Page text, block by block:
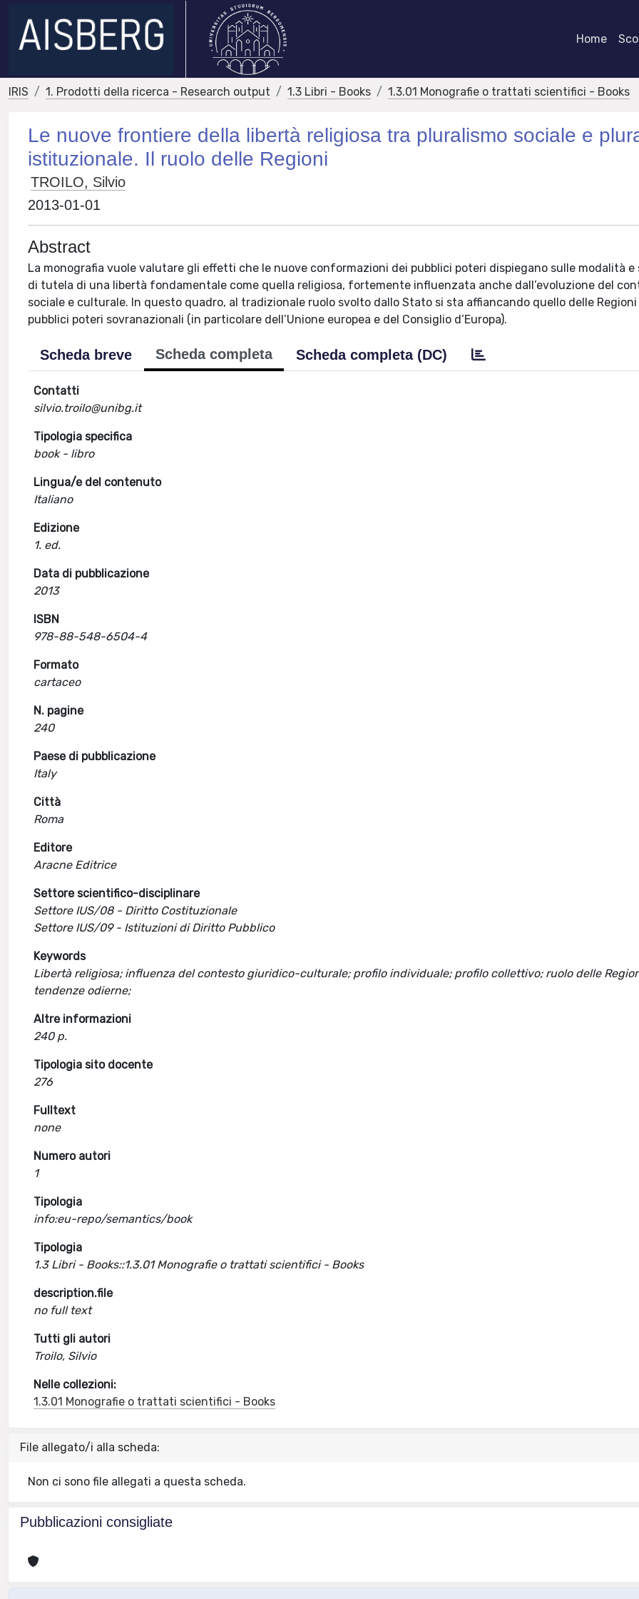
Home
IRIS 1. Prodotti della ricerca - Research output 1.3 Libri - Books 1.3.01 Monografie o trattati scientifici - Books
Le nuove frontiere della libertà religiosa tra pluralismo sociale e
istituzionale. Il ruolo delle Regioni
TROILO, Silvio
2013-01-01
Abstract
La monografia vuole valutare gli effetti che le nuove conformazioni dei pubblici poteri dispiegano sulle modalità e
di tutela di una libertà fondamentale come quella religiosa, fortemente influenzata anche dall’evoluzione del
sociale e culturale. In questo quadro, al tradizionale ruolo svolto dallo Stato si sta affiancando quello delle Regioni
pubblici poteri sovranazionali (in particolare dell’Unione europea e del Consiglio d’Europa).
Scheda breve Scheda completa Scheda completa (DC)
Contatti
silvio.troilo@unibg.it
Tipologia specifica
book - libro
Lingua/e del contenuto
Italiano
Edizione
1. ed.
Data di pubblicazione
2013
ISBN
978-88-548-6504-4
Formato
cartaceo
N. pagine
240
Paese di pubblicazione
Italy
Città
Roma
Editore
Aracne Editrice
Settore scientifico-disciplinare
Settore IUS/08 - Diritto Costituzionale
Settore IUS/09 - Istituzioni di Diritto Pubblico
Keywords
Libertà religiosa; influenza del contesto giuridico-culturale; profilo individuale; profilo collettivo; ruolo delle
tendenze odierne;
Altre informazioni
240 p.
Tipologia sito docente
276
Fulltext
none
Numero autori
1
Tipologia
info:eu-repo/semantics/book
Tipologia
1.3 Libri - Books::1.3.01 Monografie o trattati scientifici - Books
description.file
no full text
Tutti gli autori
Troilo, Silvio
Nelle collezioni:
1.3.01 Monografie o trattati scientifici - Books
File allegato/i alla scheda:
Non ci sono file allegati a questa scheda.
Pubblicazioni consigliate